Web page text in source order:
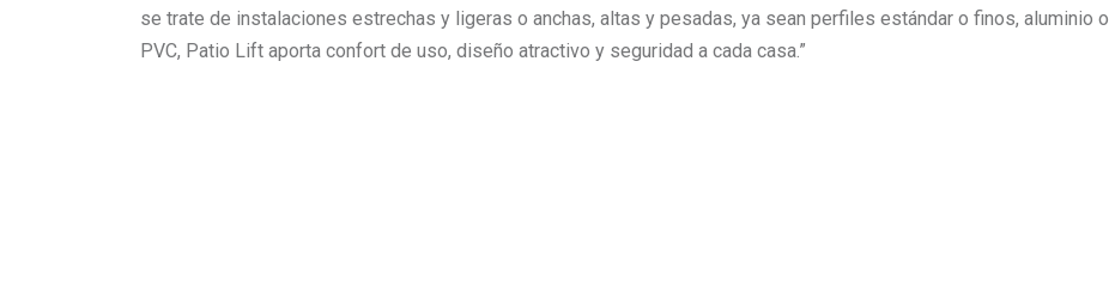
se trate de instalaciones estrechas y ligeras o anchas, altas y pesadas, ya sean perfiles estándar o finos, aluminio o
PVC, Patio Lift aporta confort de uso, diseño atractivo y seguridad a cada casa.”